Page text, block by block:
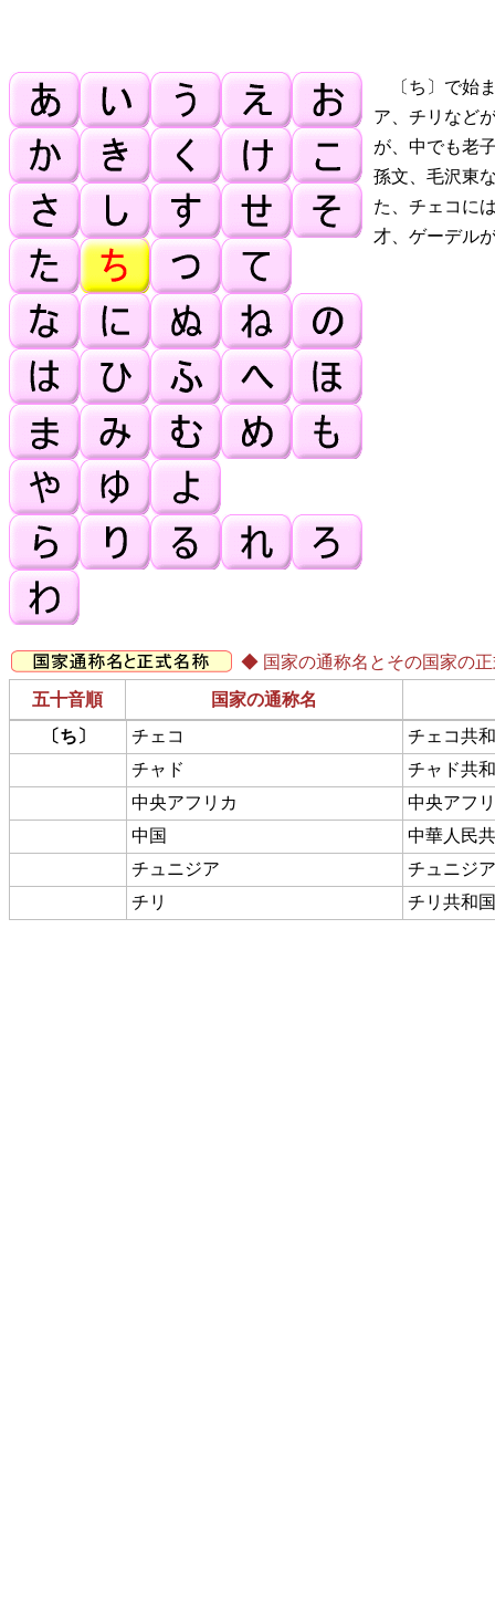
〔ち〕で始
ア、チリなど
が、中でも老
孫文、毛沢東
た、チェコに
才、ゲーデル
◆ 国家の通称名とその国家の
五十音順
国家の通称名
〔ち〕
チェコ
チェコ共
チャド
チャド共
中央アフリカ
中央アフ
中国
中華人民
チュニジア
チュニジ
チリ
チリ共和国